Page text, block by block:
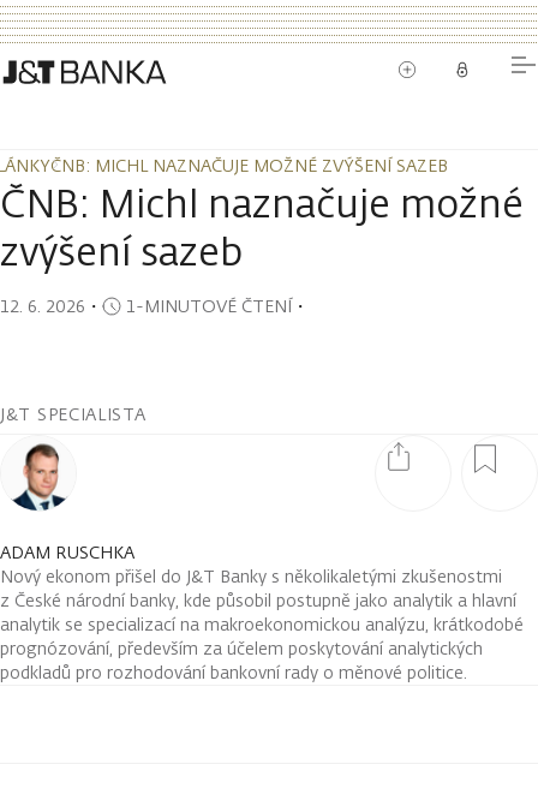
ČNB: MICHL NAZNAČUJE MOŽNÉ ZVÝŠENÍ SAZEB
ČNB: MICHL NAZNAČUJE MOŽNÉ ZVÝŠENÍ SAZEB
ČNB: Michl naznačuje možné
zvýšení sazeb
12. 6. 2026 ・ 1-MINUTOVÉ ČTENÍ・
J&T SPECIALISTA
ADAM RUSCHKA
Nový ekonom přišel do J&T Banky s několikaletými zkušenostmi
z České národní banky, kde působil postupně jako analytik a hlavní
analytik se specializací na makroekonomickou analýzu, krátkodobé
prognózování, především za účelem poskytování analytických
podkladů pro rozhodování bankovní rady o měnové politice.